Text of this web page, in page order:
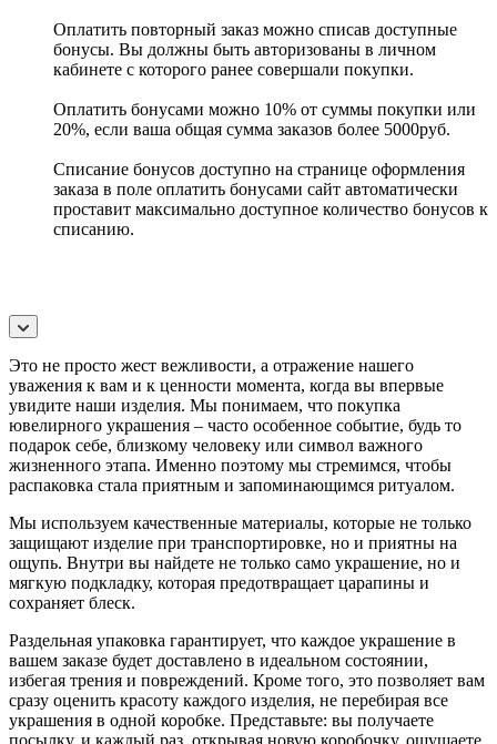
Оплатить повторный заказ можно списав доступные
бонусы. Вы должны быть авторизованы в личном
кабинете с которого ранее совершали покупки.
Оплатить бонусами можно 10% от суммы покупки или
20%, если ваша общая сумма заказов более 5000руб.
Списание бонусов доступно на странице оформления
заказа в поле оплатить бонусами сайт автоматически
проставит максимально доступное количество бонусов к
списанию.
Это не просто жест вежливости, а отражение нашего
уважения к вам и к ценности момента, когда вы впервые
увидите наши изделия. Мы понимаем, что покупка
ювелирного украшения – часто особенное событие, будь то
подарок себе, близкому человеку или символ важного
жизненного этапа. Именно поэтому мы стремимся, чтобы
распаковка стала приятным и запоминающимся ритуалом.
Мы используем качественные материалы, которые не только
защищают изделие при транспортировке, но и приятны на
ощупь. Внутри вы найдете не только само украшение, но и
мягкую подкладку, которая предотвращает царапины и
сохраняет блеск.
Раздельная упаковка гарантирует, что каждое украшение в
вашем заказе будет доставлено в идеальном состоянии,
избегая трения и повреждений. Кроме того, это позволяет вам
сразу оценить красоту каждого изделия, не перебирая все
украшения в одной коробке. Представьте: вы получаете
посылку, и каждый раз, открывая новую коробочку, ощущаете